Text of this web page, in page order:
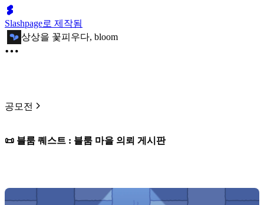
Slashpage로 제작됨
상상을 꽃피우다, bloom
공모전
📜 블룸 퀘스트 : 블룸 마을 의뢰 게시판